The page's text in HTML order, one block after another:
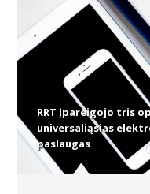
RRT įpareigojo tris
universaliąsias
paslaugas